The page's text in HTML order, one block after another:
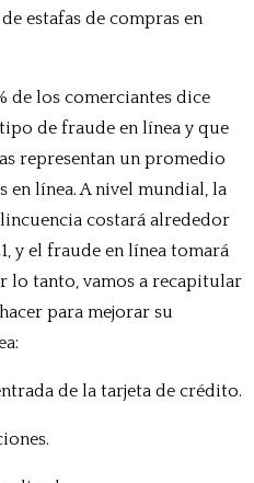
estafas de compras en
de los comerciantes dice
de fraude en línea y que
representan un promedio
en línea. A nivel mundial, la
costará alrededor
y el fraude en línea tomará
lo tanto, vamos a recapitular
para mejorar su
de la tarjeta de crédito.